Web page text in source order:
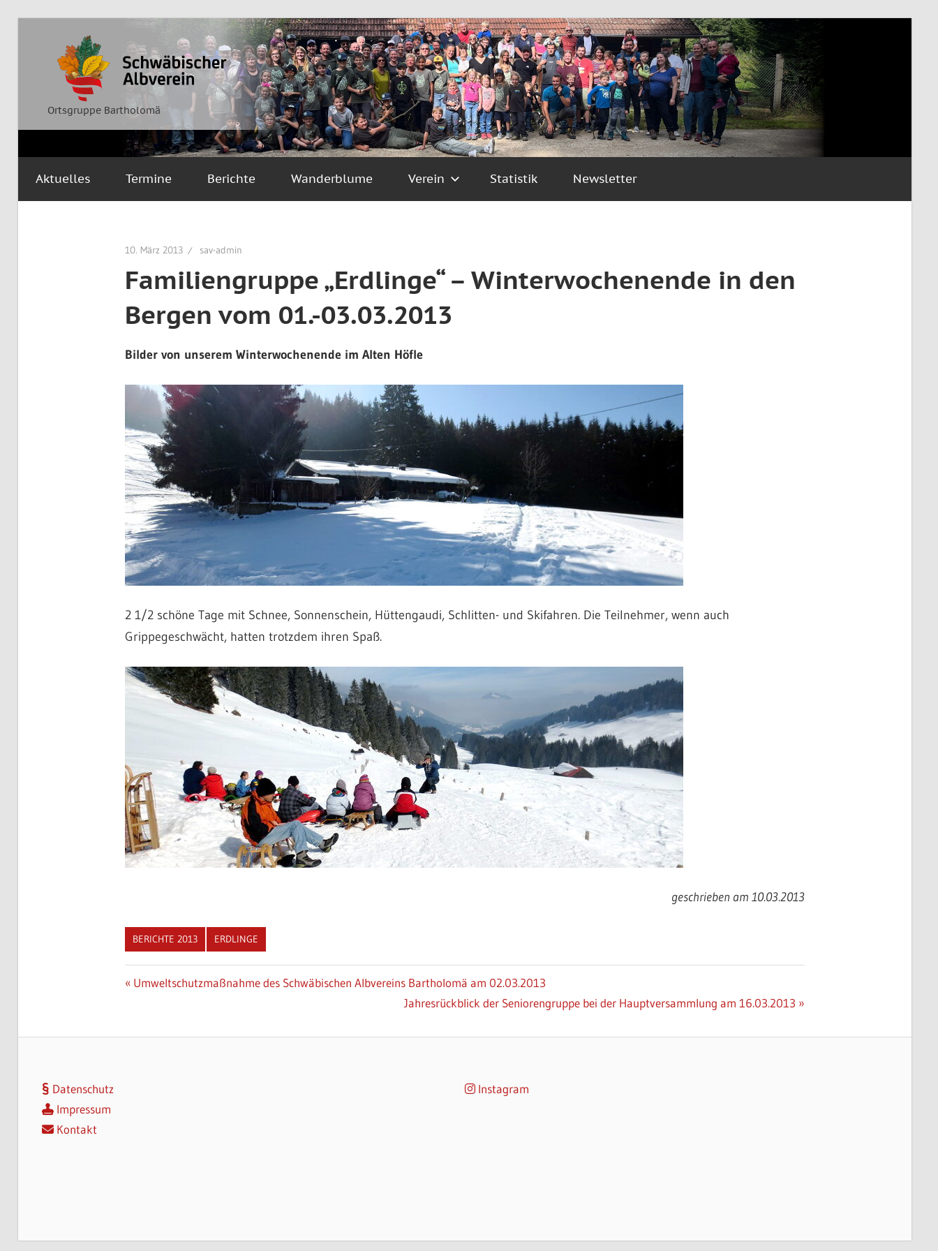
springen
Ortsgruppe Bartholomä
Schwäbischer
Albverein
Ortsgruppe
Bartholomä
Aktuelles Termine Berichte Wanderblume Verein Statistik Newsletter
10. März 2013 sav-admin
Familiengruppe „Erdlinge“ – Winterwochenende in den
Bergen vom 01.-03.03.2013
Bilder von unserem Winterwochenende im Alten Höfle
2 1/2 schöne Tage mit Schnee, Sonnenschein, Hüttengaudi, Schlitten- und Skifahren. Die Teilnehmer, wenn auch
Grippegeschwächt, hatten trotzdem ihren Spaß.
geschrieben am 10.03.2013
BERICHTE 2013 ERDLINGE
Beitragsnavigation
Vorheriger
Umweltschutzmaßnahme des Schwäbischen Albvereins Bartholomä am 02.03.2013
Nächster
Jahresrückblick der Seniorengruppe bei der Hauptversammlung am 16.03.2013
Datenschutz
Impressum
Kontakt
Instagram